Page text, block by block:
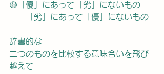
🟡「優」にあって「劣」にないもの
「劣」にあって「優」にないもの
辞書的な
二つのものを比較する意味合いを飛び
越えて